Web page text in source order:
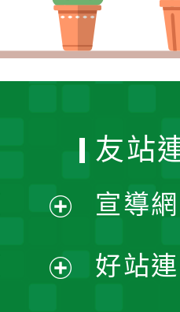
開
友站
宣導
好站